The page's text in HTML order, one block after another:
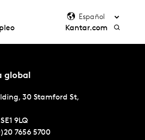
Kantar.com
global
30 Stamford St,
SE1 9LQ
7656 5700